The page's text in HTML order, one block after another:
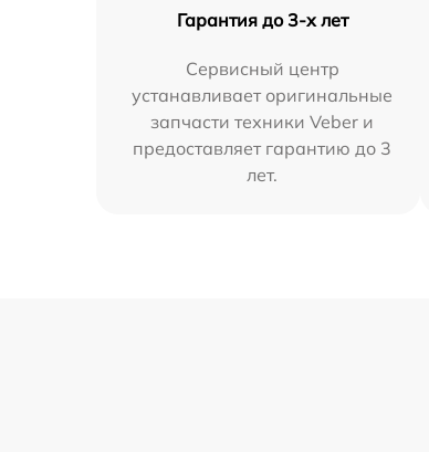
Гарантия до 3-х лет
Сервисный центр
устанавливает оригинальные
запчасти техники Veber и
предоставляет гарантию до 3
лет.